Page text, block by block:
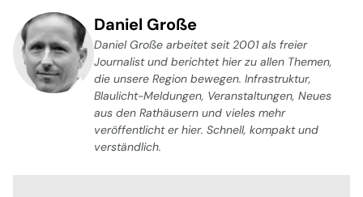
Daniel Große
Daniel Große arbeitet seit 2001 als freier
Journalist und berichtet hier zu allen Themen,
die unsere Region bewegen. Infrastruktur,
Blaulicht-Meldungen, Veranstaltungen, Neues
aus den Rathäusern und vieles mehr
veröffentlicht er hier. Schnell, kompakt und
verständlich.